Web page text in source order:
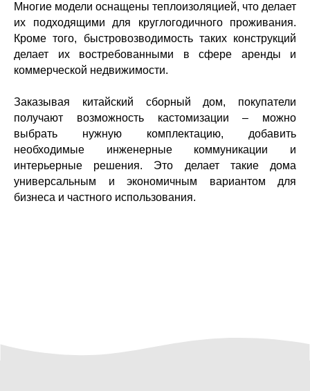
Многие модели оснащены теплоизоляцией, что делает
их подходящими для круглогодичного проживания.
Кроме того, быстровозводимость таких конструкций
делает их востребованными в сфере аренды и
коммерческой недвижимости.
Заказывая китайский сборный дом, покупатели
получают возможность кастомизации – можно
выбрать нужную комплектацию, добавить
необходимые инженерные коммуникации и
интерьерные решения. Это делает такие дома
универсальным и экономичным вариантом для
бизнеса и частного использования.